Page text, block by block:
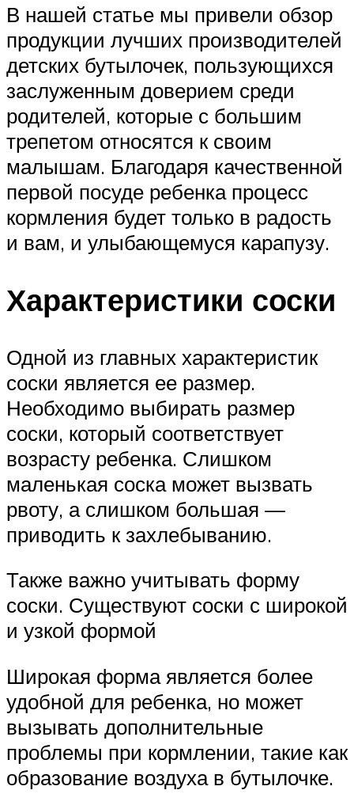
В нашей статье мы привели обзор
продукции лучших производителей
детских бутылочек, пользующихся
заслуженным доверием среди
родителей, которые с большим
трепетом относятся к своим
малышам. Благодаря качественной
первой посуде ребенка процесс
кормления будет только в радость
и вам, и улыбающемуся карапузу.
Характеристики соски
Одной из главных характеристик
соски является ее размер.
Необходимо выбирать размер
соски, который соответствует
возрасту ребенка. Слишком
маленькая соска может вызвать
рвоту, а слишком большая —
приводить к захлебыванию.
Также важно учитывать форму
соски. Существуют соски с широкой
и узкой формой
Широкая форма является более
удобной для ребенка, но может
вызывать дополнительные
проблемы при кормлении, такие как
образование воздуха в бутылочке.